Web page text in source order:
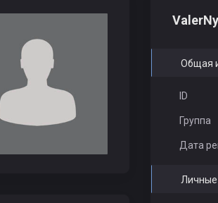
Общая
ID
Группа
Дата